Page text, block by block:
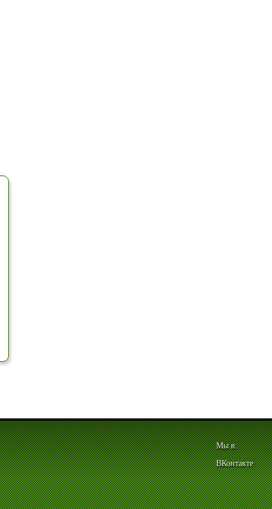
Мы в:
ВКонтакте